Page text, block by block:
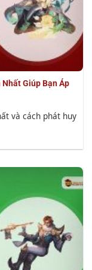
Giúp Bạn Áp
và cách phát huy